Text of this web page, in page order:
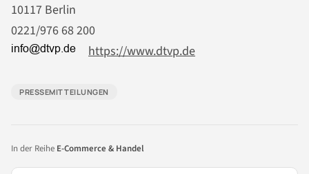
10117 Berlin
0221/976 68 200
https://www.dtvp.de
PRESSEMITTEILUNGEN
In der Reihe E-Commerce & Handel